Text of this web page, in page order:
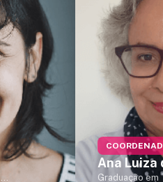
Ana Luiza
Graduação em